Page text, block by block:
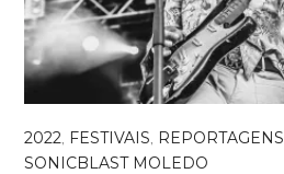
2022 FESTIVAIS REPORTAGENS
SONICBLAST MOLEDO